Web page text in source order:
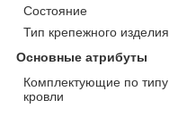
Состояние
Тип крепежного изделия
Основные атрибуты
Комплектующие по типу
кровли